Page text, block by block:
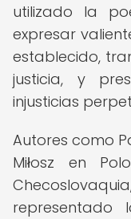
utilizado la
expresar
establecido,
justicia, y
injusticias
Autores como
Miłosz en